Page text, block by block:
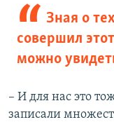
Зная о
совершил
можно
– И для нас это
записали